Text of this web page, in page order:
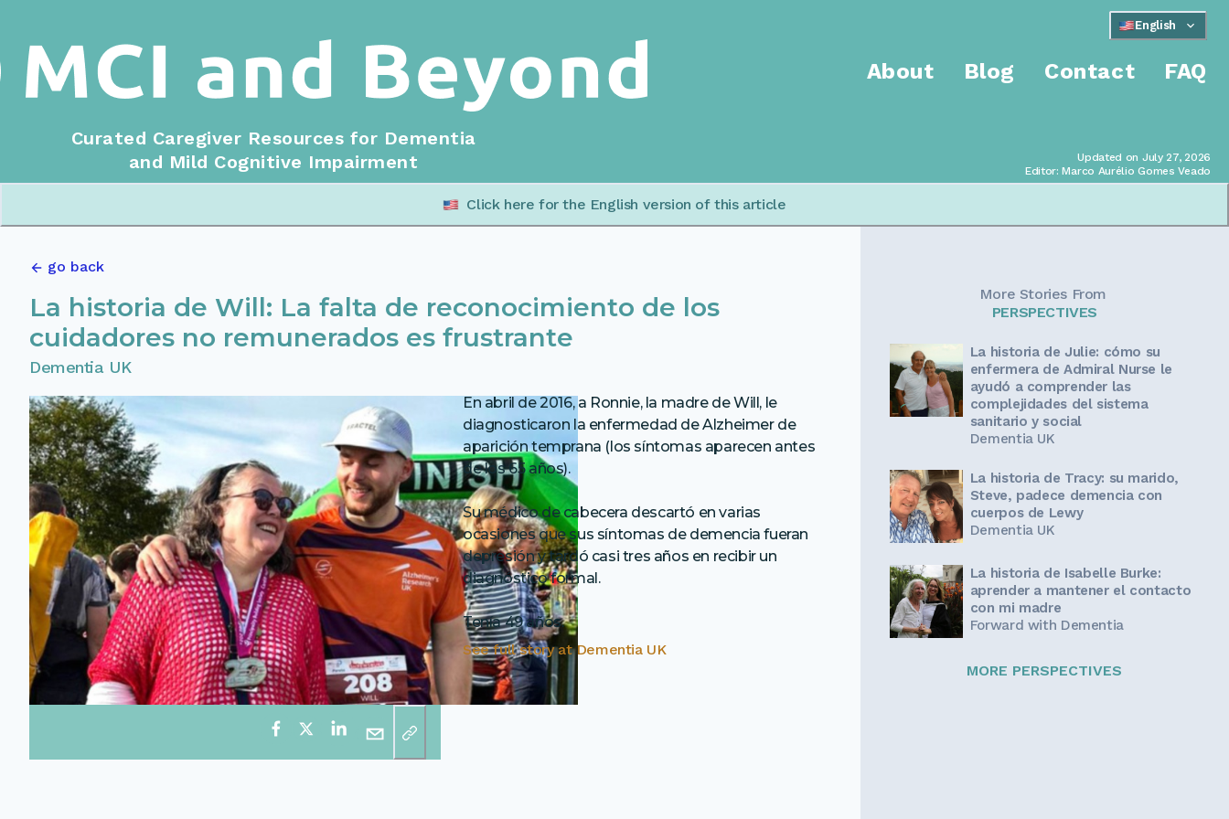
English
Updated on July 27, 2026
Editor: Marco Aurélio Gomes Veado
About Blog Contact FAQ
Curated Caregiver Resources for Dementia
and Mild Cognitive Impairment
Click here for the English version of this article
go back
La historia de Will: La falta de reconocimiento de los
cuidadores no remunerados es frustrante
Dementia UK
En abril de 2016, a Ronnie, la madre de Will, le
diagnosticaron la enfermedad de Alzheimer de
aparición temprana (los síntomas aparecen antes
de los 65 años).
Su médico de cabecera descartó en varias
ocasiones que sus síntomas de demencia fueran
depresión y tardó casi tres años en recibir un
diagnóstico formal.
Tenía 49 años.
See full story atDementia UK
More Stories From
PERSPECTIVES
La historia de Julie: cómo su
enfermera de Admiral Nurse le
ayudó a comprender las
complejidades del sistema
sanitario y social
Dementia UK
La historia de Tracy: su marido,
Steve, padece demencia con
cuerpos de Lewy
Dementia UK
La historia de Isabelle Burke:
aprender a mantener el contacto
con mi madre
Forward with Dementia
MORE PERSPECTIVES